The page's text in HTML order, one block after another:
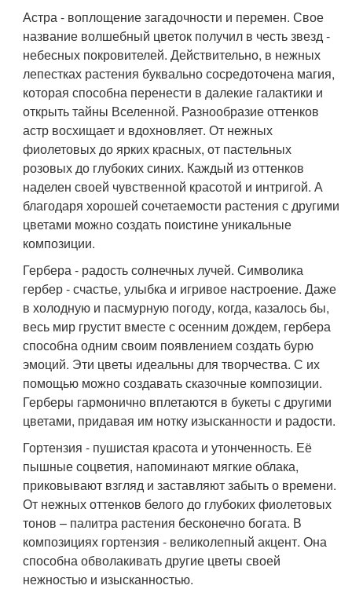
Астра - воплощение загадочности и перемен. Свое
название волшебный цветок получил в честь звезд -
небесных покровителей. Действительно, в нежных
лепестках растения буквально сосредоточена магия,
которая способна перенести в далекие галактики и
открыть тайны Вселенной. Разнообразие оттенков
астр восхищает и вдохновляет. От нежных
фиолетовых до ярких красных, от пастельных
розовых до глубоких синих. Каждый из оттенков
наделен своей чувственной красотой и интригой. А
благодаря хорошей сочетаемости растения с другими
цветами можно создать поистине уникальные
композиции.
Гербера - радость солнечных лучей. Символика
гербер - счастье, улыбка и игривое настроение. Даже
в холодную и пасмурную погоду, когда, казалось бы,
весь мир грустит вместе с осенним дождем, гербера
способна одним своим появлением создать бурю
эмоций. Эти цветы идеальны для творчества. С их
помощью можно создавать сказочные композиции.
Герберы гармонично вплетаются в букеты с другими
цветами, придавая им нотку изысканности и радости.
Гортензия - пушистая красота и утонченность. Её
пышные соцветия, напоминают мягкие облака,
приковывают взгляд и заставляют забыть о времени.
От нежных оттенков белого до глубоких фиолетовых
тонов – палитра растения бесконечно богата. В
композициях гортензия - великолепный акцент. Она
способна обволакивать другие цветы своей
нежностью и изысканностью.